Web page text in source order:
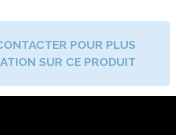
POUR PLUS
SUR CE PRODUIT